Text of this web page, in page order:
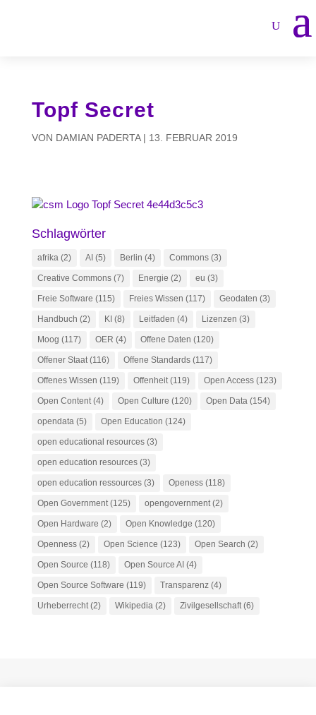
Topf Secret
VON DAMIAN PADERTA| 13. FEBRUAR 2019
Schlagwörter
afrika(2) AI (5) Berlin (4) Commons(3)
Creative Commons(7) Energie (2) eu (3)
Freie Software (115) Freies Wissen (117) Geodaten (3)
Handbuch (2) KI (8) Leitfaden (4) Lizenzen (3)
Moog (117) OER (4) Offene Daten (120)
Offener Staat(116) Offene Standards(117)
Offenes Wissen (119) Offenheit(119) Open Access(123)
Open Content(4) Open Culture (120) Open Data(154)
opendata(5) Open Education (124)
open educational resources(3)
open education resources(3)
open education ressources(3) Openess(118)
Open Government(125) opengovernment(2)
Open Hardware (2) Open Knowledge (120)
Openness(2) Open Science (123) Open Search (2)
Open Source (118) Open Source AI (4)
Open Source Software (119) Transparenz(4)
Urheberrecht(2) Wikipedia(2) Zivilgesellschaft(6)